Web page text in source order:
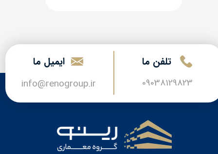
​​ایمیل ما
​​​​info@renogroup.ir
تلفن ما
09038129823